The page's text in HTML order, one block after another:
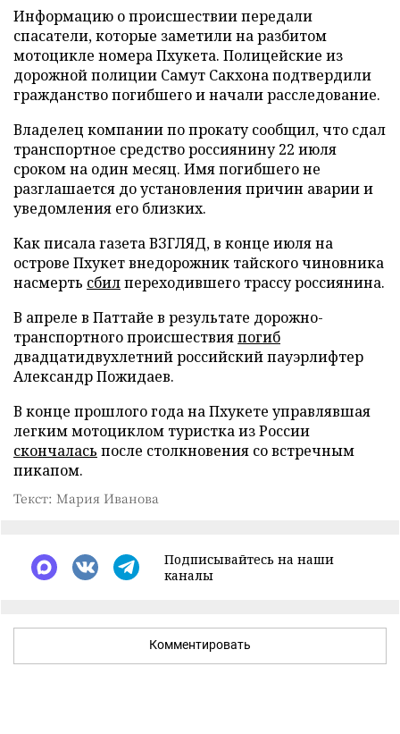
Информацию о происшествии передали
спасатели, которые заметили на разбитом
мотоцикле номера Пхукета. Полицейские из
дорожной полиции Самут Сакхона подтвердили
гражданство погибшего и начали расследование.
Владелец компании по прокату сообщил, что сдал
транспортное средство россиянину 22 июля
сроком на один месяц. Имя погибшего не
разглашается до установления причин аварии и
уведомления его близких.
Как писала газета ВЗГЛЯД, в конце июля на
острове Пхукет внедорожник тайского чиновника
насмерть сбилпереходившего трассу россиянина.
В апреле в Паттайе в результате дорожно-
транспортного происшествияпогиб
двадцатидвухлетний российский пауэрлифтер
Александр Пожидаев.
В конце прошлого года на Пхукете управлявшая
легким мотоциклом туристка из России
скончалась после столкновения со встречным
пикапом.
Текст: Мария Иванова
Подписывайтесь на наши
каналы
Комментировать